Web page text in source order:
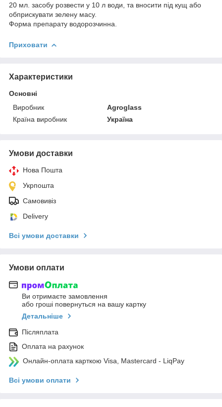
20 мл. засобу розвести у 10 л води, та вносити під кущ або
обприскувати зелену масу.
Форма препарату водорозчинна.
Приховати
Характеристики
Основні
Виробник
Agroglass
Країна виробник
Україна
Умови доставки
Нова Пошта
Укрпошта
Самовивіз
Delivery
Всі умови доставки
Умови оплати
Ви отримаєте замовлення
або гроші повернуться на вашу картку
Детальніше
Післяплата
Оплата на рахунок
Онлайн-оплата карткою Visa, Mastercard - LiqPay
Всі умови оплати